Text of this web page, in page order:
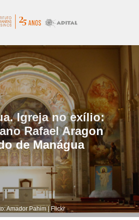
Igreja no exílio:
Rafael Aragon
de Manágua
Amador Pahim | Flickr